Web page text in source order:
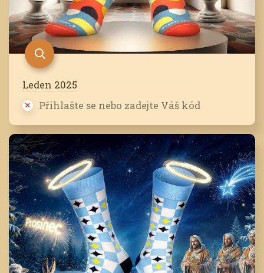
Leden 2025
Přihlašte se nebo zadejte Váš kód